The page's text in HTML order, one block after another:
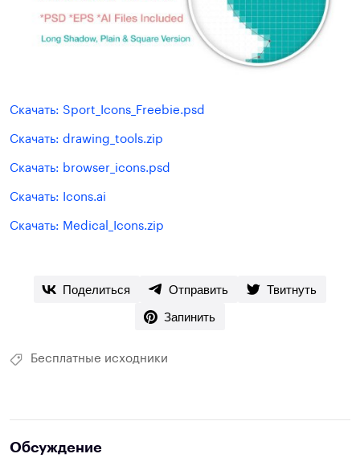
Скачать: Sport_Icons_Freebie.psd
Скачать: drawing_tools.zip
Скачать: browser_icons.psd
Скачать: Icons.ai
Скачать: Medical_Icons.zip
Поделиться Отправить
Твитнуть
Запинить
Бесплатные исходники
Обсуждение